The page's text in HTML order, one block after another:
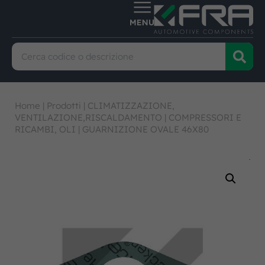
Home | Prodotti | CLIMATIZZAZIONE,
VENTILAZIONE,RISCALDAMENTO | COMPRESSORI E
RICAMBI, OLI | GUARNIZIONE OVALE 46X80